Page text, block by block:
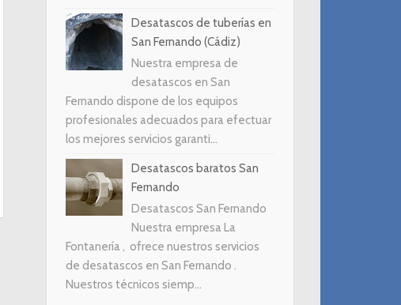
Desatascos de tuberías en
San Fernando (Cádiz)
Nuestra empresa de
desatascos en San
Fernando dispone de los equipos
profesionales adecuados para efectuar
los mejores servicios garanti...
Desatascos baratos San
Fernando
Desatascos San Fernando
Nuestra empresa La
Fontanería , ofrece nuestros servicios
de desatascos en San Fernando .
Nuestros técnicos siemp...